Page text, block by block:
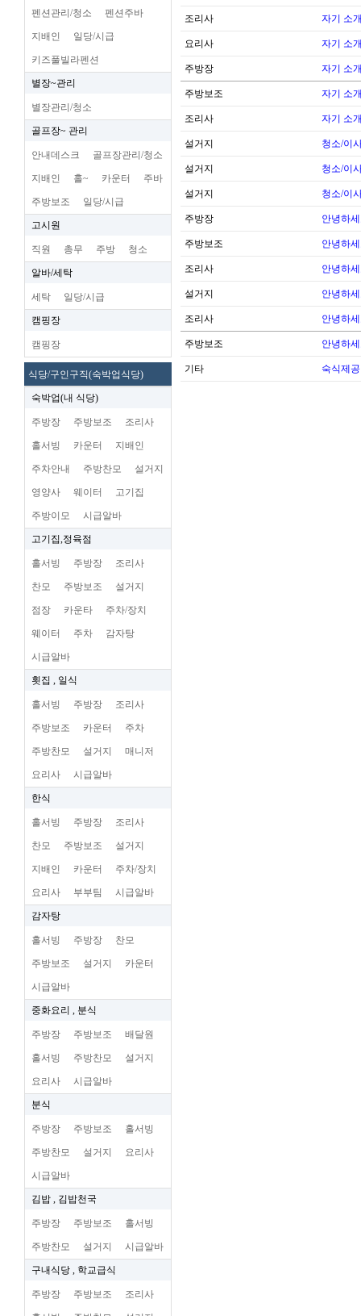
펜션관리/청소 펜션주바
지배인 일당/시급
키즈풀빌라펜션
별장~관리
별장관리/청소
골프장~ 관리
안내데스크 골프장관리/청소
지배인 홀~ 카운터 주바
주방보조 일당/시급
고시원
직원 총무 주방 청소
알바/세탁
세탁 일당/시급
캠핑장
캠핑장
식당/구인구직(숙박업식당)
숙박업(내 식당)
주방장 주방보조 조리사
홀서빙 카운터 지배인
주차안내 주방찬모 설거지
영양사 웨이터 고기집
주방이모 시급알바
고기집,정육점
홀서빙 주방장 조리사
찬모 주방보조 설거지
점장 카운타 주차/장치
웨이터 주차 감자탕
시급알바
횟집 , 일식
홀서빙 주방장 조리사
주방보조 카운터 주차
주방찬모 설거지 매니저
요리사 시급알바
한식
홀서빙 주방장 조리사
찬모 주방보조 설거지
지배인 카운터 주차/장치
요리사 부부팀 시급알바
감자탕
홀서빙 주방장 찬모
주방보조 설거지 카운터
시급알바
중화요리 , 분식
주방장 주방보조 배달원
홀서빙 주방찬모 설거지
요리사 시급알바
분식
주방장 주방보조 홀서빙
주방찬모 설거지 요리사
시급알바
김밥 , 김밥천국
주방장 주방보조 홀서빙
주방찬모 설거지 시급알바
구내식당 , 학교급식
주방장 주방보조 조리사
조리사 자기 소
요리사 자기 소
주방장 자기 소
주방보조 자기 소
조리사 자기 소
설거지 청소/이
설거지 청소/이
설거지 청소/이
주방장 안녕하
주방보조 안녕하
조리사 안녕하
설거지 안녕하
조리사 안녕하
주방보조 안녕하
기타 숙식제